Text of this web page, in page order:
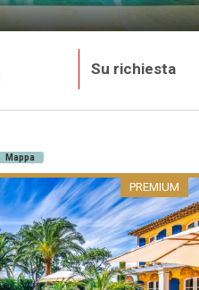
Su richiesta
Mappa
PREMIUM